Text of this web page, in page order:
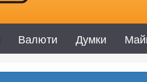
Валюти Думки